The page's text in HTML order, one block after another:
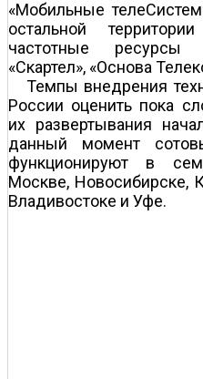
«Мобильные
остальной
частотные
«Скартел», «Основа
Темпы внедрения
России оценить пока
их развертывания
данный момент
функционируют в
Москве, Новосибирске,
Владивостоке и Уфе.